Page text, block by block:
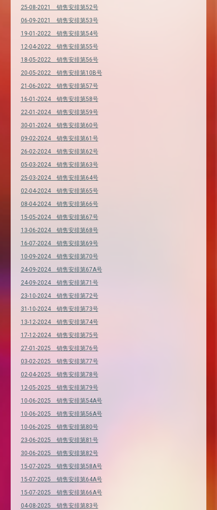
25-08-2021 销售安排第52号
06-09-2021 销售安排第53号
19-01-2022 销售安排第54号
12-04-2022 销售安排第55号
18-05-2022 销售安排第56号
20-05-2022 销售安排第10B号
21-06-2022 销售安排第57号
16-01-2024 销售安排第58号
22-01-2024 销售安排第59号
30-01-2024 销售安排第60号
09-02-2024 销售安排第61号
26-02-2024 销售安排第62号
05-03-2024 销售安排第63号
25-03-2024 销售安排第64号
02-04-2024 销售安排第65号
08-04-2024 销售安排第66号
15-05-2024 销售安排第67号
13-06-2024 销售安排第68号
16-07-2024 销售安排第69号
10-09-2024 销售安排第70号
24-09-2024 销售安排第67A号
24-09-2024 销售安排第71号
23-10-2024 销售安排第72号
31-10-2024 销售安排第73号
13-12-2024 销售安排第74号
17-12-2024 销售安排第75号
27-01-2025 销售安排第76号
03-02-2025 销售安排第77号
02-04-2025 销售安排第78号
12-05-2025 销售安排第79号
10-06-2025 销售安排第54A号
10-06-2025 销售安排第56A号
10-06-2025 销售安排第80号
23-06-2025 销售安排第81号
30-06-2025 销售安排第82号
15-07-2025 销售安排第58A号
15-07-2025 销售安排第64A号
15-07-2025 销售安排第66A号
04-08-2025 销售安排第83号